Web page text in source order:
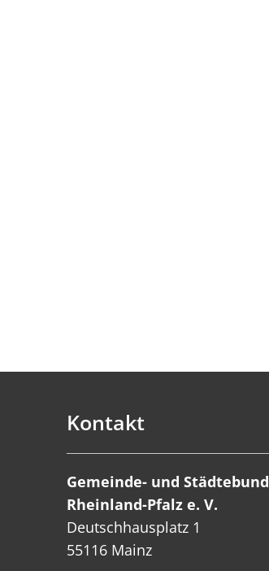
Kontakt
Gemeinde- und Städtebund
Rheinland-Pfalz e. V.
Deutschhausplatz 1
55116 Mainz